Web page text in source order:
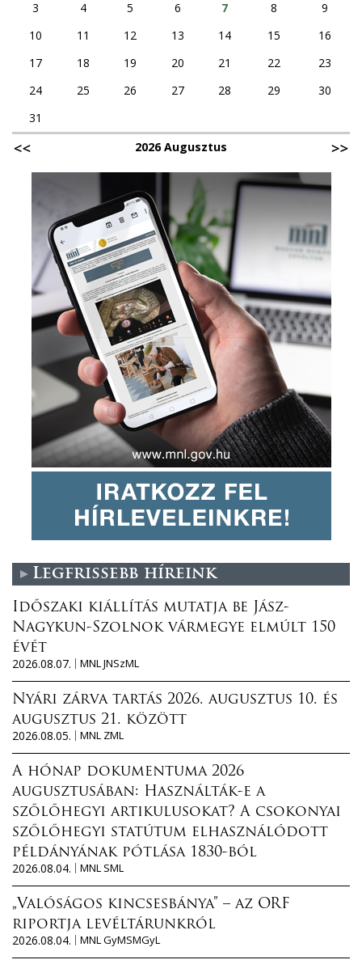
3 4 5 6 7 8
9
10
11 12 13 14 15
16
17
18 19 20 21 22
23
24
25 26 27 28 29
30
31
2026 Augusztus
Legfrissebb híreink
Időszaki kiállítás mutatja be Jász-
Nagykun-Szolnok vármegye elmúlt 150
évét
2026.08.07.
MNL JNSzML
Nyári zárva tartás 2026. augusztus 10. és
augusztus 21. között
2026.08.05.
MNL ZML
A hónap dokumentuma 2026
augusztusában: Használták-e a
szőlőhegyi artikulusokat? A csokonyai
szőlőhegyi statútum elhasználódott
példányának pótlása 1830-ból
2026.08.04.
MNL SML
„Valóságos kincsesbánya” – az ORF
riportja levéltárunkról
2026.08.04.
MNL GyMSMGyL